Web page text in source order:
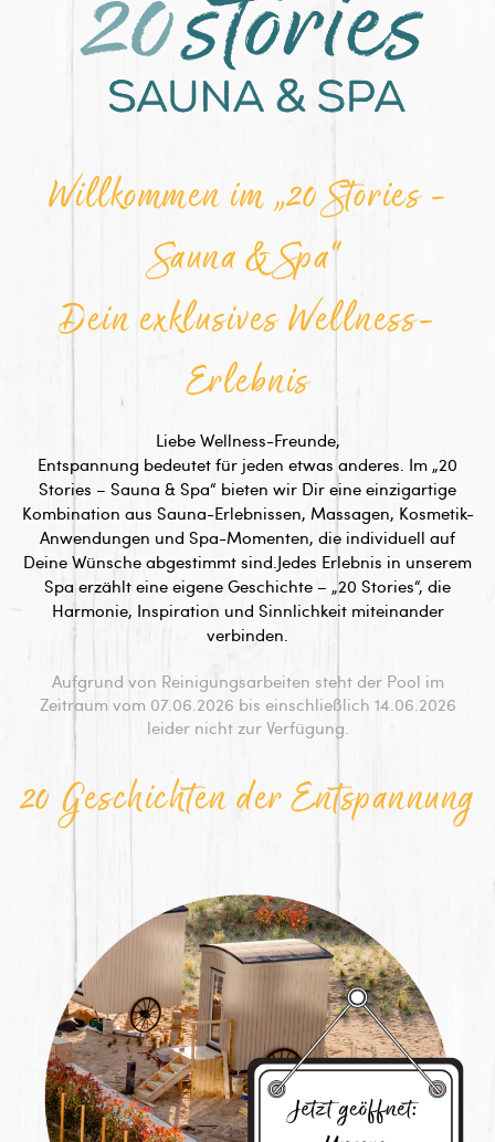
Willkommen im „20 Stories -
Sauna & Spa“
Dein exklusives Wellness-
Erlebnis
Liebe Wellness-Freunde,
Entspannung bedeutet für jeden etwas anderes. Im „20
Stories – Sauna & Spa“ bieten wir Dir eine einzigartige
Kombination aus Sauna-Erlebnissen, Massagen, Kosmetik-
Anwendungen und Spa-Momenten, die individuell auf
Deine Wünsche abgestimmt sind.Jedes Erlebnis in unserem
Spa erzählt eine eigene Geschichte – „20 Stories“, die
Harmonie, Inspiration und Sinnlichkeit miteinander
verbinden.
Aufgrund von Reinigungsarbeiten steht der Pool im
Zeitraum vom 07.06.2026 bis einschließlich 14.06.2026
leider nicht zur Verfügung.
20 Geschichten der Entspannung